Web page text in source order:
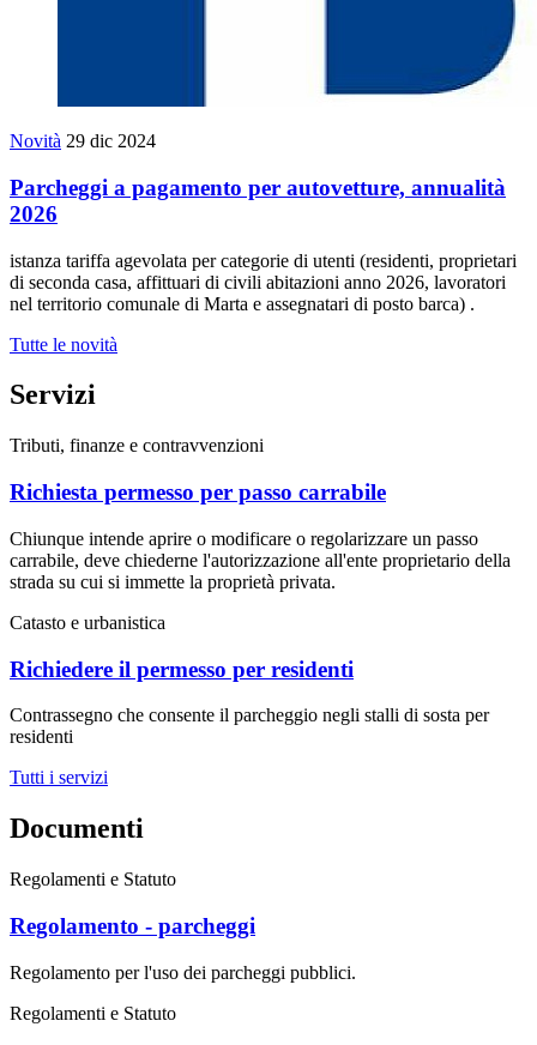
Novità 29 dic 2024
Parcheggi a pagamento per autovetture, annualità
2026
istanza tariffa agevolata per categorie di utenti (residenti, proprietari
di seconda casa, affittuari di civili abitazioni anno 2026, lavoratori
nel territorio comunale di Marta e assegnatari di posto barca) .
Tutte le novità
Servizi
Tributi, finanze e contravvenzioni
Richiesta permesso per passo carrabile
Chiunque intende aprire o modificare o regolarizzare un passo
carrabile, deve chiederne l'autorizzazione all'ente proprietario della
strada su cui si immette la proprietà privata.
Catasto e urbanistica
Richiedere il permesso per residenti
Contrassegno che consente il parcheggio negli stalli di sosta per
residenti
Tutti i servizi
Documenti
Regolamenti e Statuto
Regolamento - parcheggi
Regolamento per l'uso dei parcheggi pubblici.
Regolamenti e Statuto